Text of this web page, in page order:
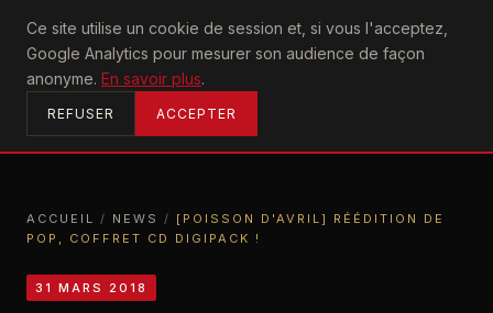
Ce site utilise un cookie de session et, si vous l'acceptez,
Google Analytics pour mesurer son audience de façon
anonyme. En savoir plus.
REFUSER ACCEPTER
U2achtung
ACCUEIL
ACCUEIL
ACCUEIL / NEWS / [POISSON D'AVRIL] RÉÉDITION DE
POP, COFFRET CD DIGIPACK !
31 MARS 2018